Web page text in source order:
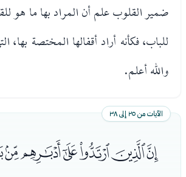
ضمير القلوب علم أن المراد بها ما هو
للباب، فكأنه أراد أقفالها المختصة بها،
والله أعلم.
الآيات من ٢٥ إلى ٣٨